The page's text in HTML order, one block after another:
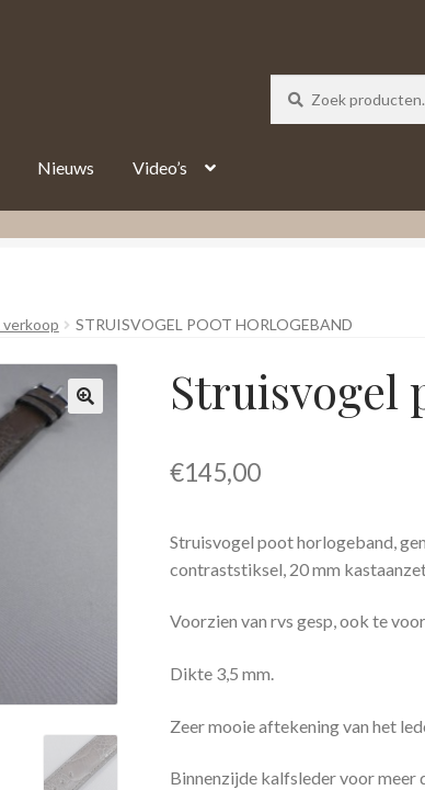
Nieuws Video’s
STRUISVOGEL POOT HORLOGEBAND
Struisvogel
€145,00
Struisvogel poot horlogeband,
contraststiksel, 20 mm
Voorzien van rvs gesp, ook te
Dikte 3,5 mm.
Zeer mooie aftekening van het
Binnenzijde kalfsleder voor meer